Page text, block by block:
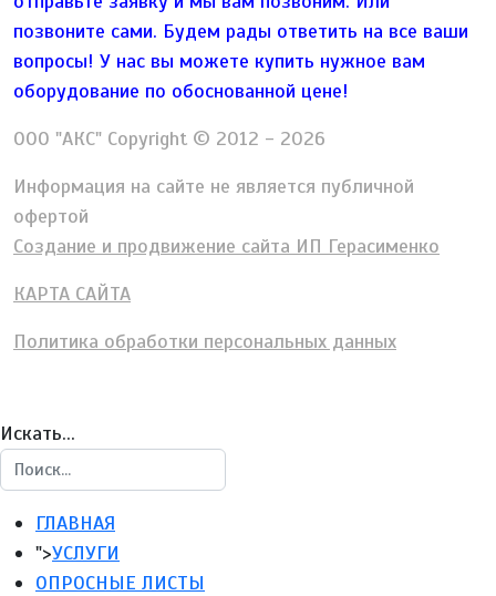
позвоните сами. Будем рады ответить на все ваши
вопросы! У нас вы можете купить нужное вам
оборудование по обоснованной цене!
ООО "АКС" Copyright © 2012 - 2026
Информация на сайте не является публичной
офертой
Создание и продвижение сайта ИП Герасименко
КАРТА САЙТА
Политика обработки персональных данных
Искать...
ГЛАВНАЯ
">УСЛУГИ
ОПРОСНЫЕ ЛИСТЫ